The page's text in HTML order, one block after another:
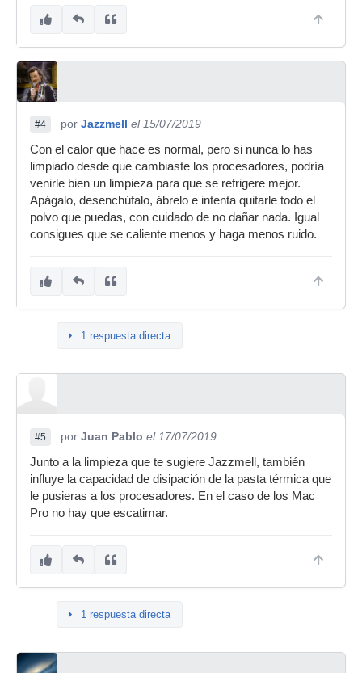
#4 por Jazzmell el 15/07/2019
Con el calor que hace es normal, pero si nunca lo has
limpiado desde que cambiaste los procesadores, podría
venirle bien un limpieza para que se refrigere mejor.
Apágalo, desenchúfalo, ábrelo e intenta quitarle todo el
polvo que puedas, con cuidado de no dañar nada. Igual
consigues que se caliente menos y haga menos ruido.
1 respuesta directa
#5 por Juan Pablo el 17/07/2019
Junto a la limpieza que te sugiere Jazzmell, también
influye la capacidad de disipación de la pasta térmica que
le pusieras a los procesadores. En el caso de los Mac
Pro no hay que escatimar.
1 respuesta directa